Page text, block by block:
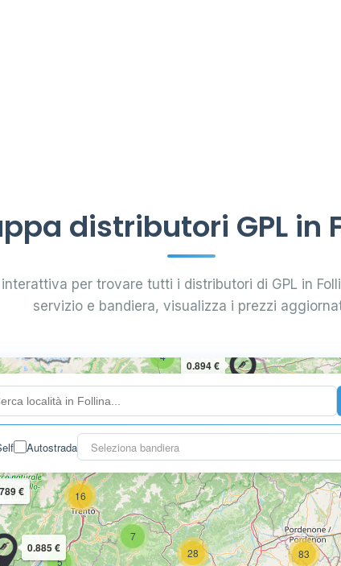
distributori GPL in
per trovare tutti i distributori di GPL in
servizio e bandiera, visualizza i prezzi
Autostrada Seleziona bandiera
7
83
28
16
4
10
5
0.894 €
0.885 €
€